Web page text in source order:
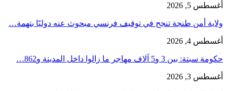
أغسطس 5, 2026
ولاية أمن طنجة تنجح في توقيف فرنسي مبحوث عنه دوليًا بتهمة…
أغسطس 4, 2026
حكومة سبتة: بين 3 و5 آلاف مهاجر ما زالوا داخل المدينة و862…
أغسطس 3, 2026